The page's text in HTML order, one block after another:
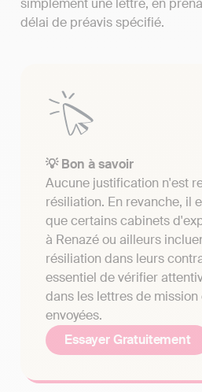
simplement une lettre, en
délai de préavis spécifié.
💡 Bon à savoir
Aucune justification n'est
résiliation. En revanche, il
que certains cabinets
à Renazé ou ailleurs
résiliation dans leurs
essentiel de vérifier
dans les lettres de mission
envoyées.
Essayer Gratuitement